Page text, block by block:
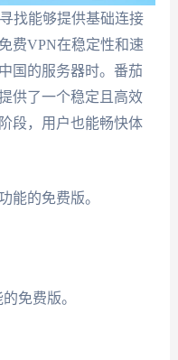
找能够提供基础连接
费VPN在稳定性和速
国的服务器时。番茄
供了一个稳定且高效
段，用户也能畅快体
能的免费版。
免费版。